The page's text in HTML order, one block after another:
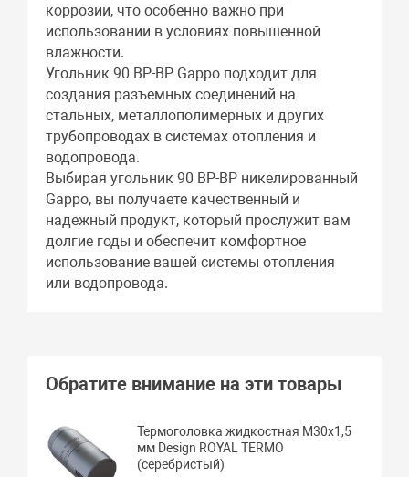
коррозии, что особенно важно при
использовании в условиях повышенной
влажности.
Угольник 90 ВР-ВР Gappo подходит для
создания разъемных соединений на
стальных, металлополимерных и других
трубопроводах в системах отопления и
водопровода.
Выбирая угольник 90 ВР-ВР никелированный
Gappo, вы получаете качественный и
надежный продукт, который прослужит вам
долгие годы и обеспечит комфортное
использование вашей системы отопления
или водопровода.
Обратите внимание на эти товары
Термоголовка жидкостная М30х1,5
мм Design ROYAL TERMO
(серебристый)